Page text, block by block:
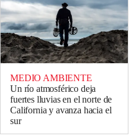
MEDIO AMBIENTE
Un río atmosférico deja
fuertes lluvias en el norte de
California y avanza hacia el
sur